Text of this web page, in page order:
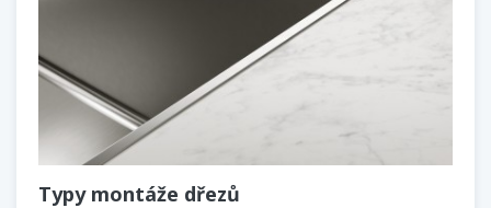
Typy montáže dřezů